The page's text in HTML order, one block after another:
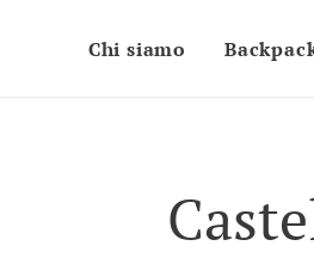
Chi siamo